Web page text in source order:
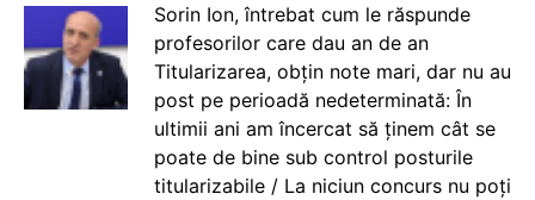
Sorin Ion, întrebat cum le răspunde
profesorilor care dau an de an
Titularizarea, obțin note mari, dar nu au
post pe perioadă nedeterminată: În
ultimii ani am încercat să ținem cât se
poate de bine sub control posturile
titularizabile / La niciun concurs nu poți